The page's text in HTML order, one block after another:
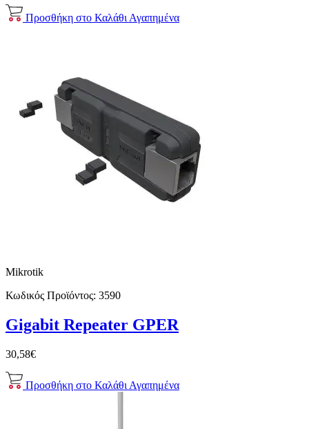
Προσθήκη στο Καλάθι Αγαπημένα
Mikrotik
Κωδικός Προϊόντος: 3590
Gigabit Repeater GPER
30,58€
Προσθήκη στο Καλάθι Αγαπημένα